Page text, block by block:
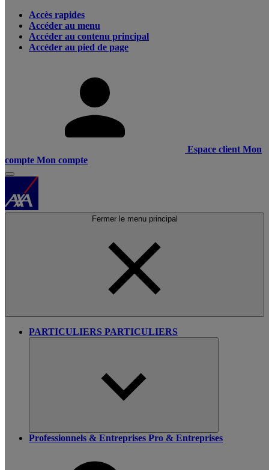
Accès rapides
Accéder au menu
Accéder au contenu principal
Accéder au pied de page
Espace client Mon
compte Mon compte
Fermer le menu principal
PARTICULIERS PARTICULIERS
Professionnels & Entreprises Pro & Entreprises